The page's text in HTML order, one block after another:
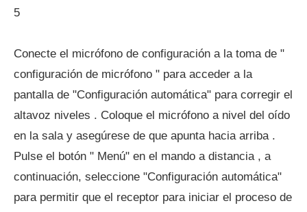
5
Conecte el micrófono de configuración a la toma de "
configuración de micrófono " para acceder a la
pantalla de "Configuración automática" para corregir el
altavoz niveles . Coloque el micrófono a nivel del oído
en la sala y asegúrese de que apunta hacia arriba .
Pulse el botón " Menú" en el mando a distancia , a
continuación, seleccione "Configuración automática"
para permitir que el receptor para iniciar el proceso de